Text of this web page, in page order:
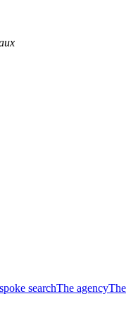
searchThe agencyThe